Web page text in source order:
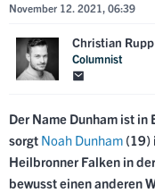
November 12. 2021, 06:39
Christian Rupp
Columnist
Der Name Dunham ist
sorgt Noah Dunham (19)
Heilbronner Falken in
bewusst einen anderen